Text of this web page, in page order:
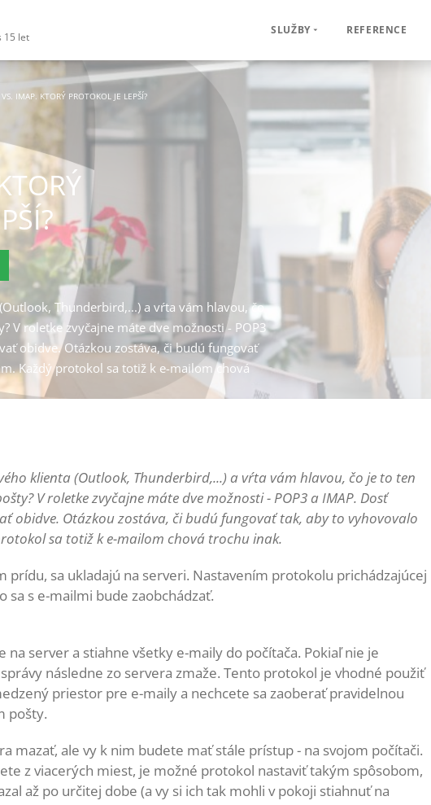
15 let
SLUŽBY REFERENCE
IMAP. KTORÝ PROTOKOL JE LEPŠÍ?
Thunderbird,...) a vŕta vám hlavou, čo
V roletke zvyčajne máte dve možnosti - POP3
obidve. Otázkou zostáva, či budú fungovať
Každý protokol sa totiž k e-mailom chová
klienta (Outlook, Thunderbird,...) a vŕta vám hlavou, čo je to ten
V roletke zvyčajne máte dve možnosti - POP3 a IMAP. Dosť
obidve. Otázkou zostáva, či budú fungovať tak, aby to vyhovovalo
sa totiž k e-mailom chová trochu inak.
prídu, sa ukladajú na serveri. Nastavením protokolu prichádzajúcej
sa s e-mailmi bude zaobchádzať.
na server a stiahne všetky e-maily do počítača. Pokiaľ nie je
následne zo servera zmaže. Tento protokol je vhodné použiť
priestor pre e-maily a nechcete sa zaoberať pravidelnou
pošty.
mazať, ale vy k nim budete mať stále prístup - na svojom počítači.
z viacerých miest, je možné protokol nastaviť takým spôsobom,
až po určitej dobe (a vy si ich tak mohli v pokoji stiahnuť na